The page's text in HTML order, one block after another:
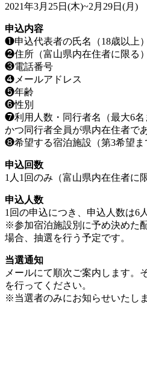
2021年3月25日(木)~2月29日(月)
申込内容
❶申込代表者の氏名（18歳以上）
❷住所（富山県内在住者に限る）
❸電話番号
❹メールアドレス
❺年齢
❻性別
❼利用人数・同行者名（最大6名
かつ同行者全員が県内在住者で
❽希望する宿泊施設（第3希望ま
申込回数
1人1回のみ（富山県内在住者に限
申込人数
1回の申込につき、申込人数は6
※参加宿泊施設別に予め決めた
場合、抽選を行う予定です。
当選通知
メールにて順次ご案内します。
を行ってください。
※当選者のみにお知らせいたしま